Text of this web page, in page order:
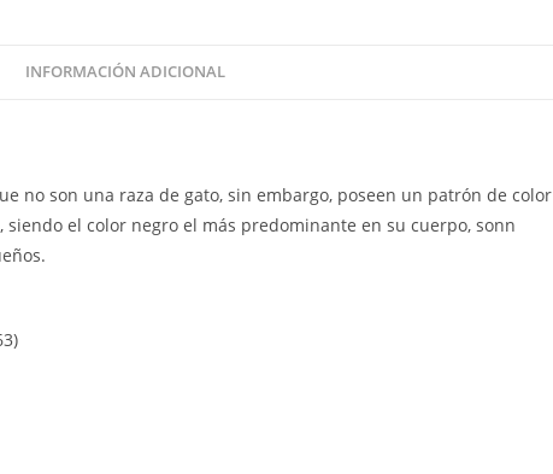
INFORMACIÓN ADICIONAL
no son una raza de gato, sin embargo, poseen un patrón de color
el color negro el más predominante en su cuerpo, sonn